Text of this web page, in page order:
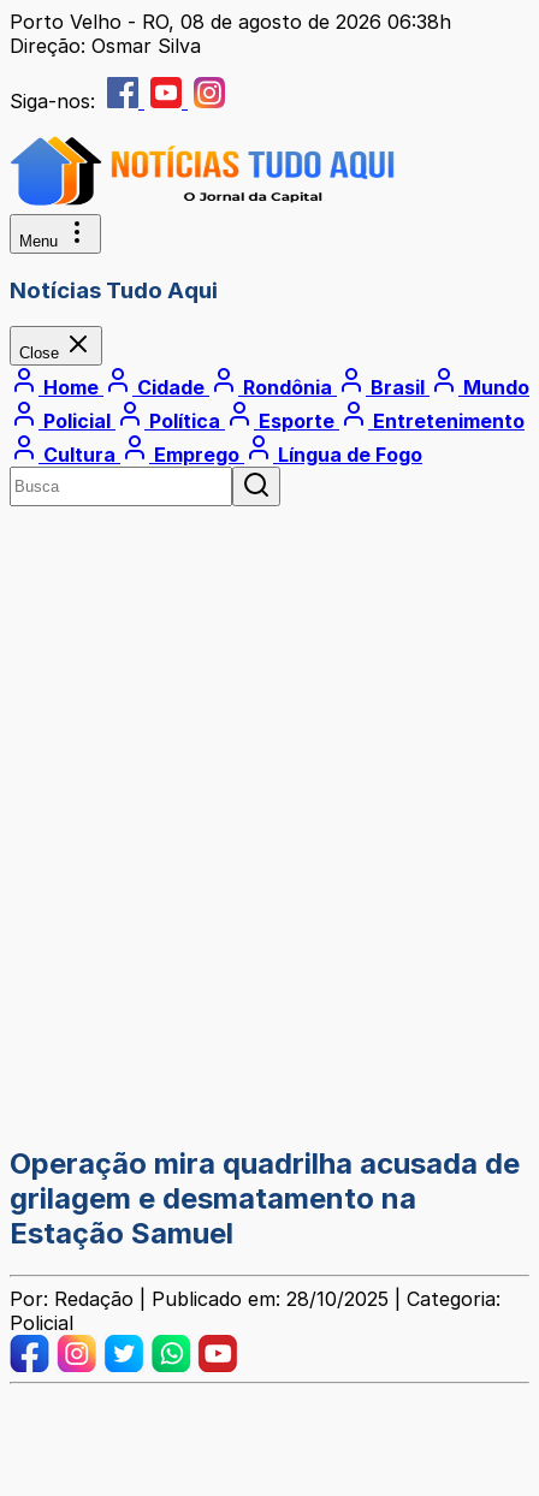
Porto Velho - RO, 08 de agosto de 2026 06:38h
Direção: Osmar Silva
Siga-nos:
Menu
Notícias Tudo Aqui
Close
Home Cidade Rondônia Brasil
Mundo
Policial
Política Esporte
Entretenimento
Cultura
Emprego Língua de Fogo
Operação mira quadrilha acusada de
grilagem e desmatamento na
Estação Samuel
Por: Redação | Publicado em: 28/10/2025 | Categoria:
Policial